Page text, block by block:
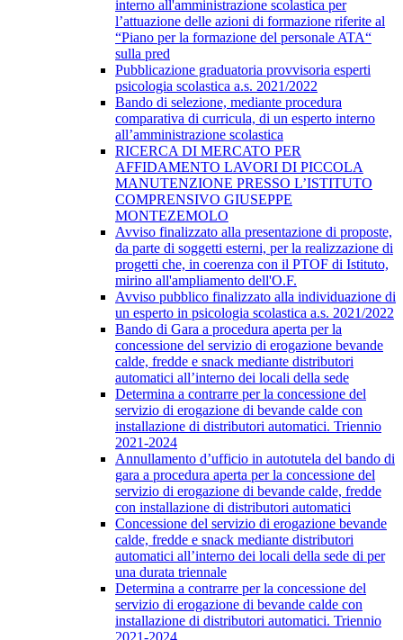
interno all'amministrazione scolastica per
l’attuazione delle azioni di formazione riferite al
“Piano per la formazione del personale ATA“
sulla pred
Pubblicazione graduatoria provvisoria esperti
psicologia scolastica a.s. 2021/2022
Bando di selezione, mediante procedura
comparativa di curricula, di un esperto interno
all’amministrazione scolastica
RICERCA DI MERCATO PER
AFFIDAMENTO LAVORI DI PICCOLA
MANUTENZIONE PRESSO L’ISTITUTO
COMPRENSIVO GIUSEPPE
MONTEZEMOLO
Avviso finalizzato alla presentazione di proposte,
da parte di soggetti esterni, per la realizzazione di
progetti che, in coerenza con il PTOF di Istituto,
mirino all'ampliamento dell'O.F.
Avviso pubblico finalizzato alla individuazione di
un esperto in psicologia scolastica a.s. 2021/2022
Bando di Gara a procedura aperta per la
concessione del servizio di erogazione bevande
calde, fredde e snack mediante distributori
automatici all’interno dei locali della sede
​Determina a contrarre per la concessione del
servizio di erogazione di bevande calde con
installazione di distributori automatici. Triennio
2021-2024
Annullamento d’ufficio in autotutela del bando di
gara a procedura aperta per la concessione del
servizio di erogazione di bevande calde, fredde
con installazione di distributori automatici
Concessione del servizio di erogazione bevande
calde, fredde e snack mediante distributori
automatici all’interno dei locali della sede di per
una durata triennale
Determina a contrarre per la concessione del
servizio di erogazione di bevande calde con
installazione di distributori automatici. Triennio